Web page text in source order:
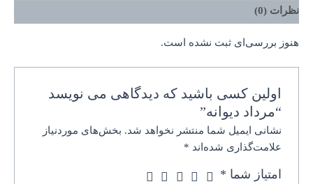
نظرات (0)
هنوز بررسی‌ای ثبت نشده است.
اولین کسی باشید که دیدگاهی می نویسد
“مرداد دیوانه”
نشانی ایمیل شما منتشر نخواهد شد. بخش‌های موردنیاز
علامت‌گذاری شده‌اند *
امتیاز شما *